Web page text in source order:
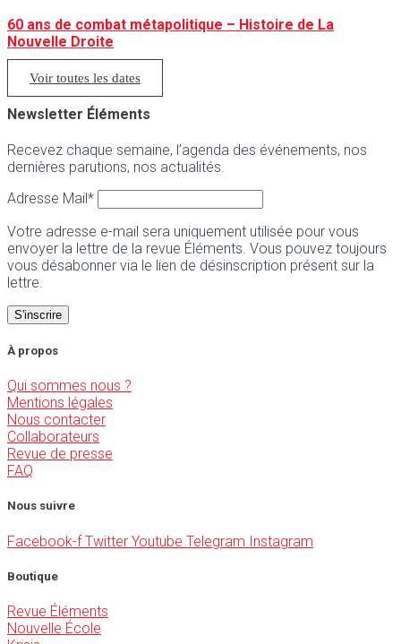
60 ans de combat métapolitique – Histoire de La
Nouvelle Droite
Voir toutes les dates
Newsletter Éléments
Recevez chaque semaine, l’agenda des événements, nos
dernières parutions, nos actualités.
Adresse Mail*
Votre adresse e-mail sera uniquement utilisée pour vous
envoyer la lettre de la revue Éléments. Vous pouvez toujours
vous désabonner via le lien de désinscription présent sur la
lettre.
À propos
Qui sommes nous ?
Mentions légales
Nous contacter
Collaborateurs
Revue de presse
FAQ
Nous suivre
Facebook-f Twitter Youtube Telegram Instagram
Boutique
Revue Éléments
Nouvelle École